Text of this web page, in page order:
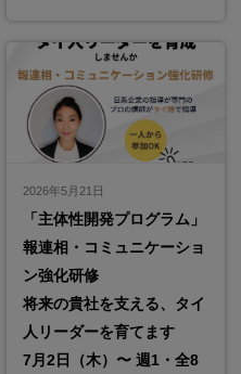
2026年5月21日
「主体性開発プログラム」
報連相・コミュニケーショ
ン強化研修
将来の貴社を支える、タイ
人リーダーを育てます
7月2日（木）〜 週1・全8